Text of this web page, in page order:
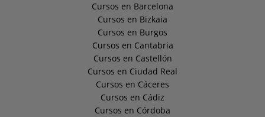
Cursos en Barcelona
Cursos en Bizkaia
Cursos en Burgos
Cursos en Cantabria
Cursos en Castellón
Cursos en Ciudad Real
Cursos en Cáceres
Cursos en Cádiz
Cursos en Córdoba